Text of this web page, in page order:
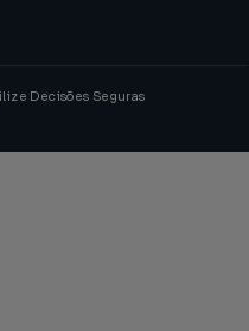
Decisões Seguras